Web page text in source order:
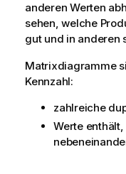
anderen Werten
sehen, welche
gut und in anderen
Matrixdiagramme
Kennzahl:
zahlreiche
Werte